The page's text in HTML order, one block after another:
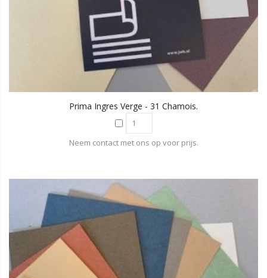
Prima Ingres Verge - 31 Chamois.
Neem contact met ons op voor prijs.